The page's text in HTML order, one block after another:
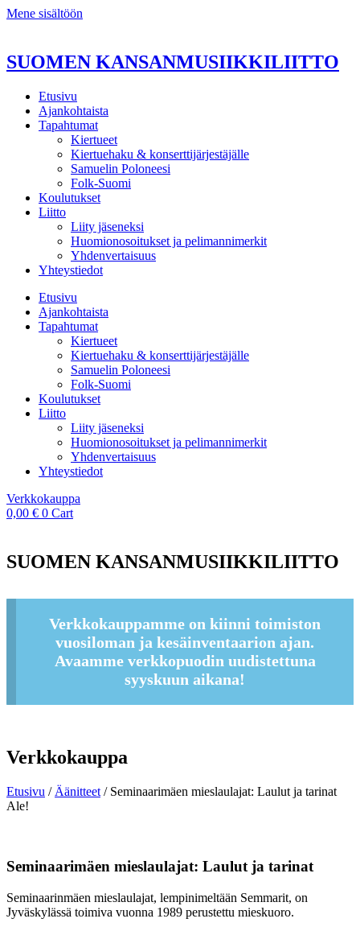
Mene sisältöön
SUOMEN KANSANMUSIIKKILIITTO
Etusivu
Ajankohtaista
Tapahtumat
Kiertueet
Kiertuehaku & konserttijärjestäjälle
Samuelin Poloneesi
Folk-Suomi
Koulutukset
Liitto
Liity jäseneksi
Huomionosoitukset ja pelimannimerkit
Yhdenvertaisuus
Yhteystiedot
Etusivu
Ajankohtaista
Tapahtumat
Kiertueet
Kiertuehaku & konserttijärjestäjälle
Samuelin Poloneesi
Folk-Suomi
Koulutukset
Liitto
Liity jäseneksi
Huomionosoitukset ja pelimannimerkit
Yhdenvertaisuus
Yhteystiedot
Verkkokauppa
0,00 € 0 Cart
SUOMEN KANSANMUSIIKKILIITTO
Verkkokauppamme on kiinni toimiston
vuosiloman ja kesäinventaarion ajan.
Avaamme verkkopuodin uudistettuna
syyskuun aikana!
Verkkokauppa
Etusivu / Äänitteet / Seminaarimäen mieslaulajat: Laulut ja tarinat
Ale!
Seminaarimäen mieslaulajat: Laulut ja tarinat
Seminaarinmäen mieslaulajat, lempinimeltään Semmarit, on
Jyväskylässä toimiva vuonna 1989 perustettu mieskuoro.